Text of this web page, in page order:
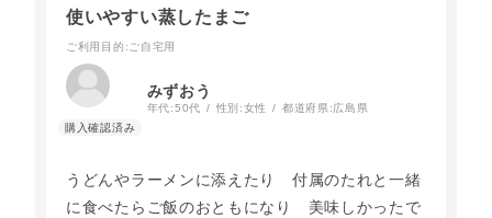
使いやすい蒸したまご
ご利用目的 :ご自宅用
みずおう
年代:50代 性別:女性 都道府県:広島県
うどんやラーメンに添えたり 付属のたれと一緒
に食べたらご飯のおともになり 美味しかったで